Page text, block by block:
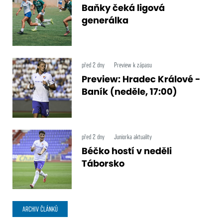
Baňky čeká ligová
generálka
před 2 dny Preview k zápasu
Preview: Hradec Králové -
Baník (neděle, 17:00)
před 2 dny Juniorka aktuality
Béčko hostí v neděli
Táborsko
ARCHIV ČLÁNKŮ